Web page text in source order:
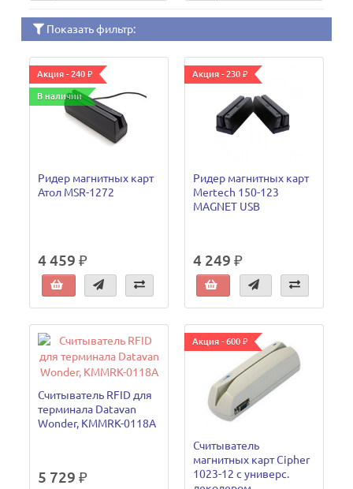
Показать фильтр:
Акция - 240 ₽
В наличии
Ридер магнитных карт
Атол MSR-1272
4 459 ₽
Акция - 230 ₽
Ридер магнитных карт
Mertech 150-123
MAGNET USB
4 249 ₽
Считыватель RFID для
терминала Datavan
Wonder, KMMRK-0118A
5 729 ₽
Акция - 600 ₽
Считыватель
магнитных карт Cipher
1023-12 с универс.